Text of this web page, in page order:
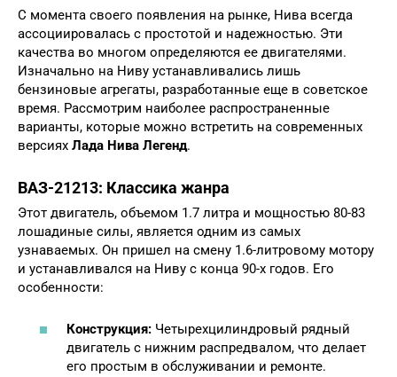
С момента своего появления на рынке, Нива всегда
ассоциировалась с простотой и надежностью. Эти
качества во многом определяются ее двигателями.
Изначально на Ниву устанавливались лишь
бензиновые агрегаты, разработанные еще в советское
время. Рассмотрим наиболее распространенные
варианты, которые можно встретить на современных
версиях Лада Нива Легенд.
ВАЗ-21213: Классика жанра
Этот двигатель, объемом 1.7 литра и мощностью 80-83
лошадиные силы, является одним из самых
узнаваемых. Он пришел на смену 1.6-литровому мотору
и устанавливался на Ниву с конца 90-х годов. Его
особенности:
Конструкция: Четырехцилиндровый рядный
двигатель с нижним распредвалом, что делает
его простым в обслуживании и ремонте.